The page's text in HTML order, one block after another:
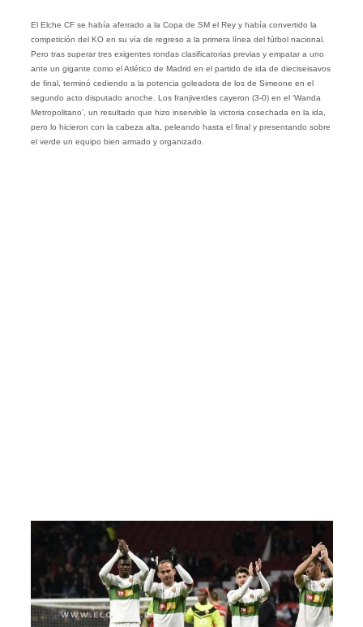
El Elche CF se había aferrado a la Copa de SM el Rey y había convertido la
competición del KO en su vía de regreso a la primera línea del fútbol nacional.
Pero tras superar tres exigentes rondas clasificatorias previas y empatar a uno
ante un gigante como el Atlético de Madrid en el partido de ida de dieciseisavos
de final, terminó cediendo a la potencia goleadora de los de Simeone en el
segundo acto disputado anoche. Los franjiverdes cayeron (3-0) en el ‘Wanda
Metropolitano’, un resultado que hizo inservible la victoria cosechada en la ida,
pero lo hicieron con la cabeza alta, peleando hasta el final y presentando sobre
el verde un equipo bien armado y organizado.